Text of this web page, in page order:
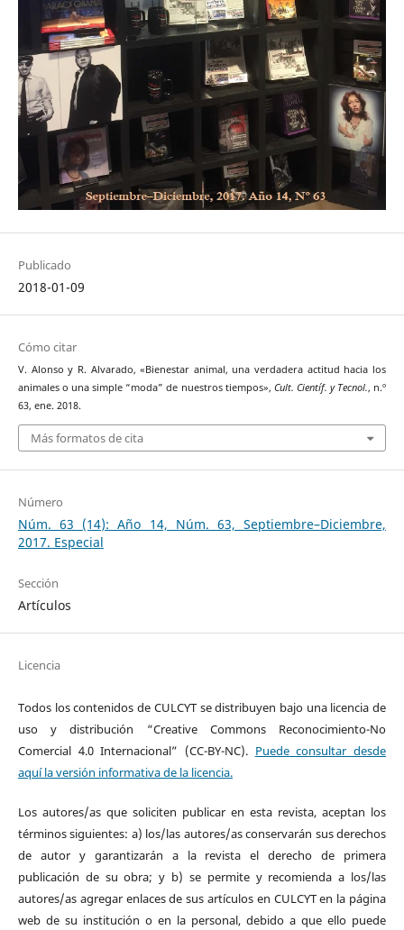
Publicado
2018-01-09
Cómo citar
V. Alonso y R. Alvarado, «Bienestar animal, una verdadera actitud hacia los
animales o una simple “moda” de nuestros tiempos», Cult. Científ. y Tecnol., n.º
63, ene. 2018.
Más formatos de cita
Número
Núm. 63 (14): Año 14, Núm. 63, Septiembre–Diciembre,
2017. Especial
Sección
Artículos
Licencia
Todos los contenidos de CULCYT se distribuyen bajo una licencia de
uso y distribución “Creative Commons Reconocimiento-No
Comercial 4.0 Internacional” (CC-BY-NC). Puede consultar desde
aquí la versión informativa de la licencia.
Los autores/as que soliciten publicar en esta revista, aceptan los
términos siguientes: a) los/las autores/as conservarán sus derechos
de autor y garantizarán a la revista el derecho de primera
publicación de su obra; y b) se permite y recomienda a los/las
autores/as agregar enlaces de sus artículos en CULCYT en la página
web de su institución o en la personal, debido a que ello puede